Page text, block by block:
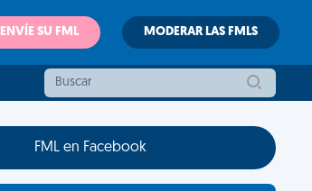
ENVÍE SU FML MODERAR LAS FMLS
FML en Facebook